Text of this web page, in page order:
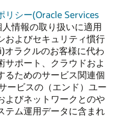
リシー(Oracle Services
情報の取り扱いに適用
およびセキュリティ慣行
オラクルのお客様に代わ
サポート、クラウドおよ
るためのサービス関連個
ービスの（エンド）ユー
よびネットワークとのや
テム運用データに含まれ